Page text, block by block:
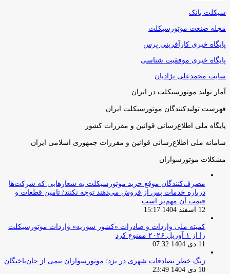
سیکلت بانک
مجله صنعت موتورسیکلت
پایگاه خبری کارآفرینی پرس
پایگاه خبری موفقیت شناسی
سایت محمدعلی نژادیان
آمار تولید موتورسیکلت در ایران
فهرست تولیدکنندگان موتورسیکلت ایران
پایگاه ملی اطلاع‌رسانی قوانین و مقررات کشور
سامانه ملی اطلاع‌رسانی قوانین و مقررات جمهوری اسلامی ایران
مشکلات موتورسواران
مصرف‌کنندگان موقع خرید موتورسیکلت به شعارهایی که شرکت‌ها
درباره خدمات پس از فروش می‌دهند توجه نکنند/ تامین قطعات و
قیمت آن مهم‌تر است
12 اسفند 1404 15:17
کمیته ملی واردات و صادرات «کشور سوریه» واردات موتورسیکلت
را از ۱ آوریل ۲۰۲۶ ممنوع کرد
11 دی 1404 07:32
زنگ خطر تصادفات شهری در یزد؛ موتورسواران نیمی از جان‌باختگان
10 دی 1404 23:49